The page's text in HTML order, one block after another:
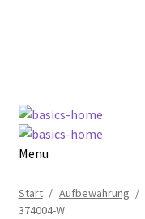
Zur
Navigation
springen
Zum
Inhalt
springen
Menu
Start / Aufbewahrung /
374004-W